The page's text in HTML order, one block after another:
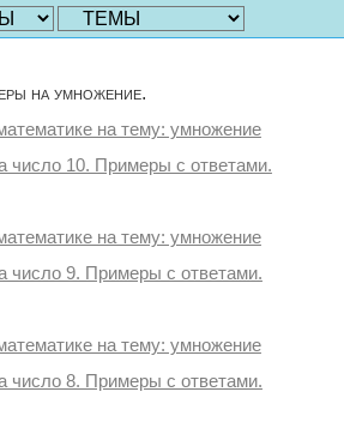
на умножение.
на тему: умножение
число 10. Примеры с ответами.
на тему: умножение
число 9. Примеры с ответами.
на тему: умножение
число 8. Примеры с ответами.